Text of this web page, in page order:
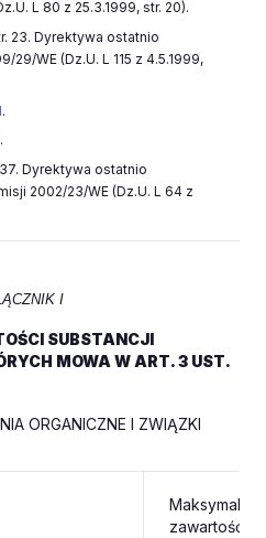
L 80 z 25.3.1999, str. 20).
23. Dyrektywa ostatnio
29/WE (Dz.U. L 115 z 4.5.1999,
.
.
. Dyrektywa ostatnio
2002/23/WE (Dz.U. L 64 z
I
SUBSTANCJI
MOWA W ART. 3 UST.
ORGANICZNE I ZWIĄZKI
Maksymalna
zawartość w